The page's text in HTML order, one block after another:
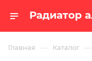
Главная — Каталог —